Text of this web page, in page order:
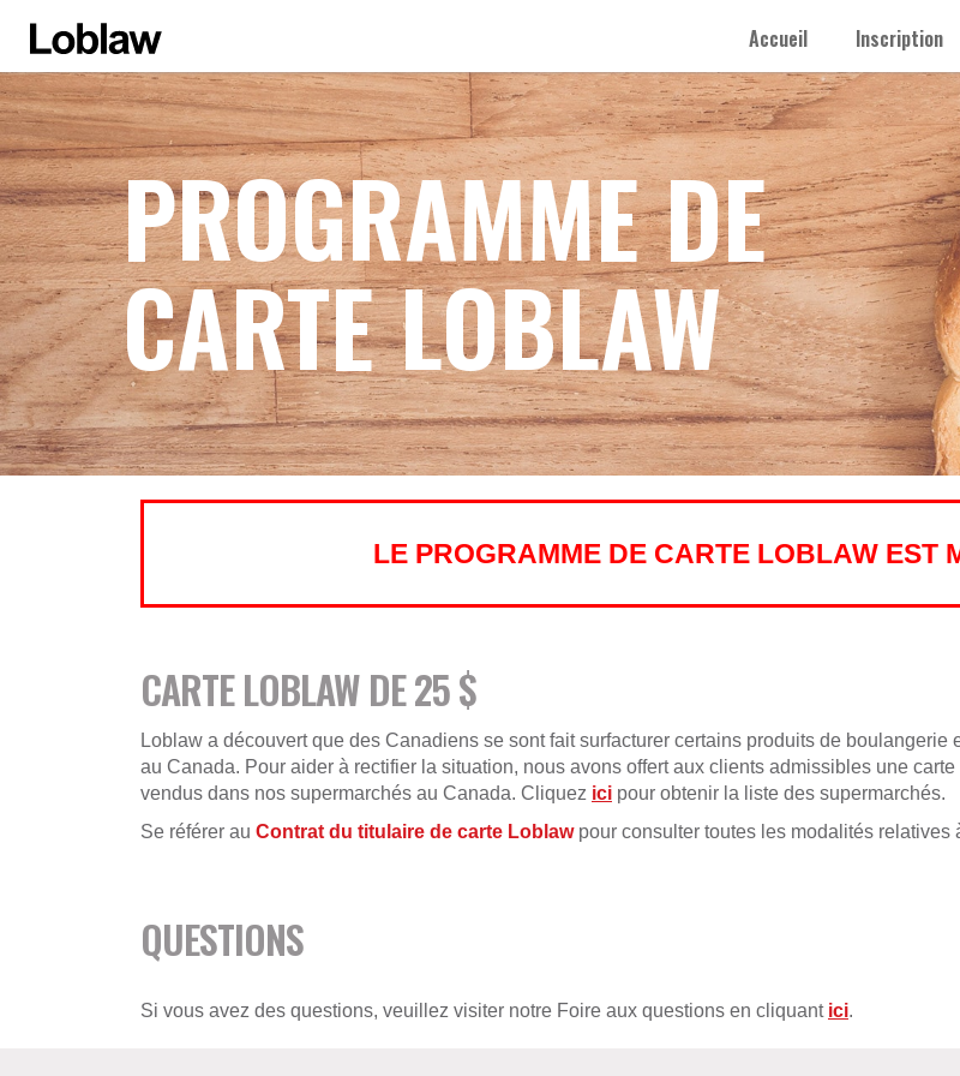
Accueil Inscription
PROGRAMME DE
CARTE LOBLAW
LE PROGRAMME DE CARTE LOBLAW EST
CARTE LOBLAW DE 25 $
Loblaw a découvert que des Canadiens se sont fait surfacturer certains produits de
au Canada. Pour aider à rectifier la situation, nous avons offert aux clients admissibles une
vendus dans nos supermarchés au Canada. Cliquez ici pour obtenir la liste des supermarchés.
Se référer au Contrat du titulaire de carte Loblawpour consulter toutes les modalités relatives
QUESTIONS
Si vous avez des questions, veuillez visiter notre Foire aux questions en cliquant ici.